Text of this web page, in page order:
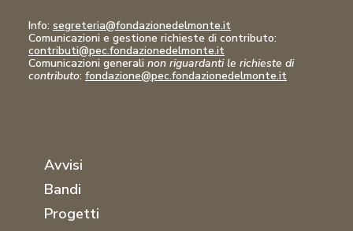
Info: segreteria@fondazionedelmonte.it
Comunicazioni e gestione richieste di contributo:
contributi@pec.fondazionedelmonte.it
Comunicazioni generali non riguardanti le richieste di
contributo: fondazione@pec.fondazionedelmonte.it
Avvisi
Bandi
Progetti